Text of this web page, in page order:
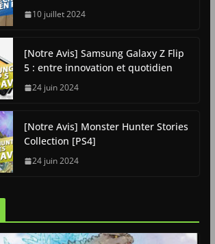
10 juillet 2024
[Notre Avis] Samsung Galaxy Z Flip
5 : entre innovation et quotidien
24 juin 2024
[Notre Avis] Monster Hunter Stories
Collection [PS4]
24 juin 2024